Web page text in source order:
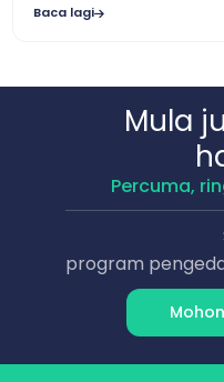
Baca lagi
Mula
Percuma,
program